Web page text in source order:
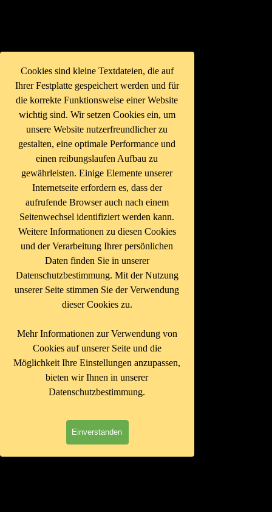
Cookies sind kleine Textdateien, die auf
Ihrer Festplatte gespeichert werden und für
die korrekte Funktionsweise einer Website
wichtig sind. Wir setzen Cookies ein, um
unsere Website nutzerfreundlicher zu
gestalten, eine optimale Performance und
einen reibungslaufen Aufbau zu
gewährleisten. Einige Elemente unserer
Internetseite erfordern es, dass der
aufrufende Browser auch nach einem
Seitenwechsel identifiziert werden kann.
Weitere Informationen zu diesen Cookies
und der Verarbeitung Ihrer persönlichen
Daten finden Sie in unserer
Datenschutzbestimmung. Mit der Nutzung
unserer Seite stimmen Sie der Verwendung
dieser Cookies zu.
Mehr Informationen zur Verwendung von
Cookies auf unserer Seite und die
Möglichkeit Ihre Einstellungen anzupassen,
bieten wir Ihnen in unserer
Datenschutzbestimmung.
Einverstanden